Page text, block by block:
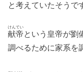
と考えていたそうで
献帝
けんてい
という皇帝が劉
調べるために家系を